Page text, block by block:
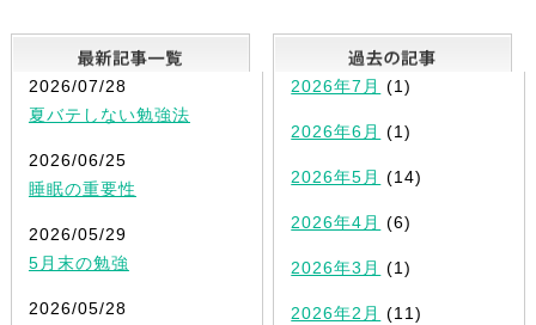
最新記事一覧
2026/07/28
夏バテしない勉強法
2026/06/25
睡眠の重要性
2026/05/29
5月末の勉強
2026/05/28
2026年7月 (1)
2026年6月 (1)
2026年5月 (14)
2026年4月 (6)
2026年3月 (1)
2026年2月 (11)